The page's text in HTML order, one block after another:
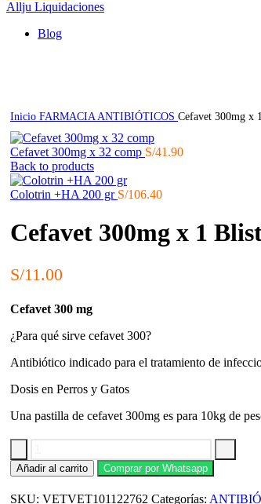
Allju Liquidaciones
Blog
Inicio FARMACIA ANTIBIÓTICOS Cefavet 300mg x
Cefavet 300mg x 32 comp S/41.90
Back to products
Colotrin +HA 200 gr S/106.40
Cefavet 300mg x 1
S/11.00
Cefavet 300 mg
¿Para qué sirve cefavet 300?
Antibiótico indicado para el tratamiento de
Dosis en Perros y Gatos
Una pastilla de cefavet 300mg es para 10kg de
Cefavet
300mg
Añadir al carrito Comprar por Whatsapp
SKU: VETVET101122762 Categorías: